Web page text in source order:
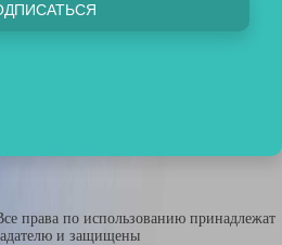
права по использованию принадлежат
и защищены